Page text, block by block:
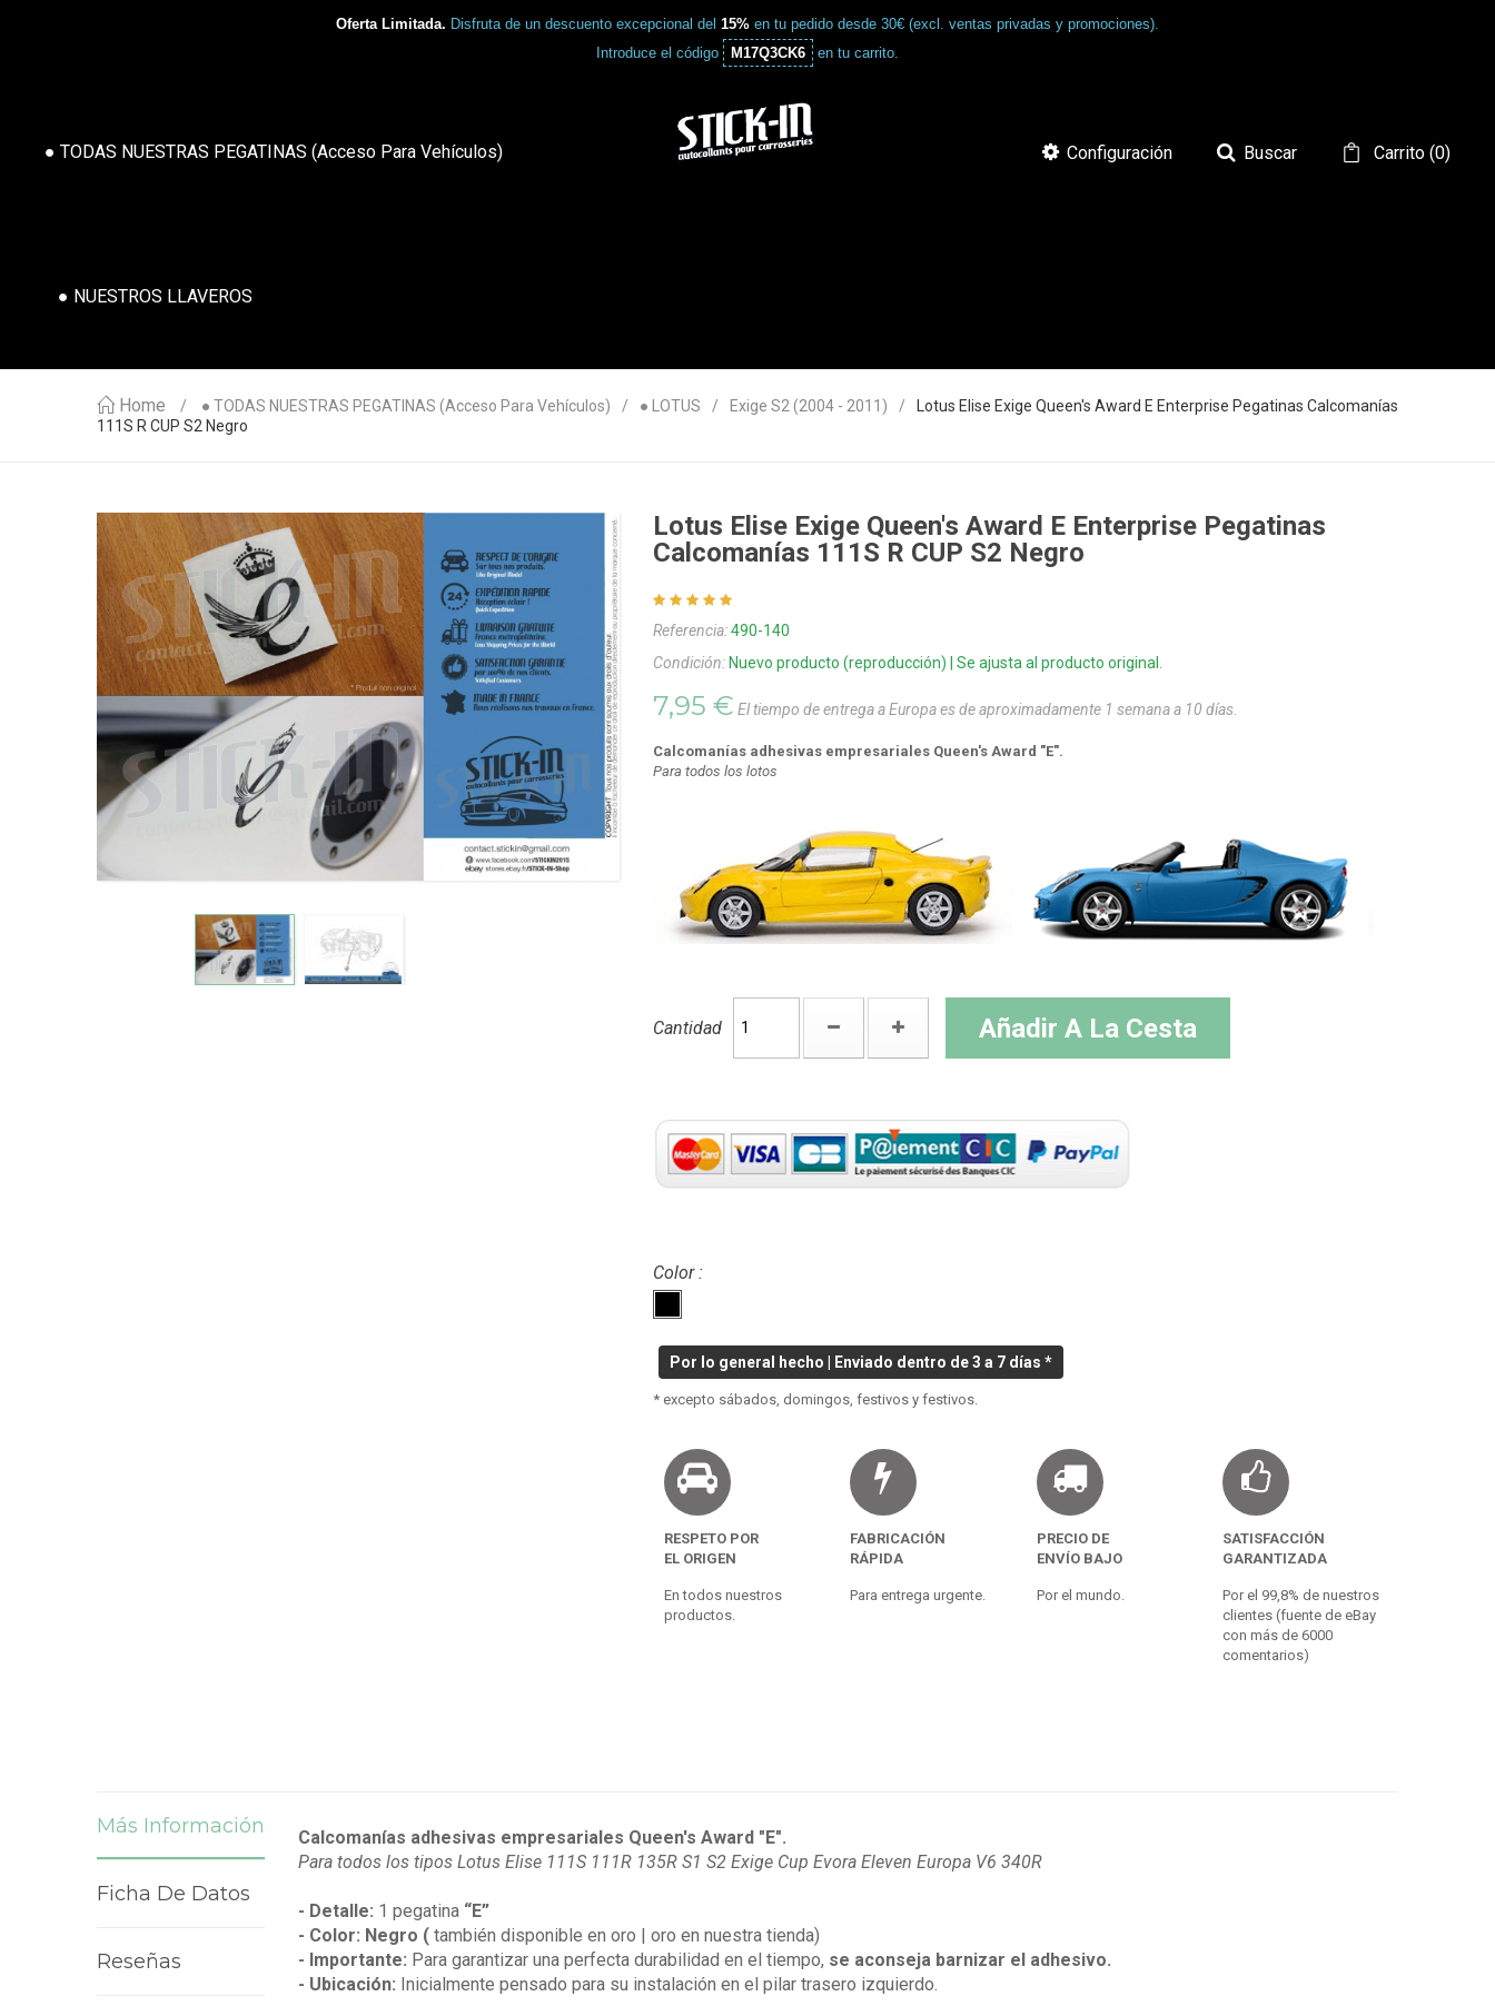
Oferta Limitada. Disfruta de un descuento excepcional del 15% en tu pedido desde 30€ (excl. ventas privadas y promociones).
Introduce el código
M17Q3CK6 en tu carrito.
● TODAS NUESTRAS PEGATINAS (acceso Para Vehículos)
● NUESTROS LLAVEROS
Carrito(0)
Buscar
Configuración
Home ● TODAS NUESTRAS PEGATINAS (acceso Para Vehículos) ● LOTUS Exige S2 (2004 - 2011)
Lotus Elise Exige Queen's Award E Enterprise Pegatinas Calcomanías
111S R CUP S2 Negro
Lotus Elise Exige Queen's Award E Enterprise Pegatinas
Calcomanías 111S R CUP S2 Negro
Referencia:490-140
Condición: Nuevo producto (reproducción) | Se ajusta al producto original.
7,95 € El tiempo de entrega a Europa es de aproximadamente 1 semana a 10 días.
Calcomanías adhesivas empresariales Queen's Award "E".
Para todos los lotos
Cantidad Añadir A La Cesta
Color :
Por lo general hecho | Enviado dentro de 3 a 7 días *
* excepto sábados, domingos, festivos y festivos.
RESPETO POR
EL ORIGEN
En todos nuestros
productos.
FABRICACIÓN
RÁPIDA
Para entrega urgente.
PRECIO DE
ENVÍO BAJO
Por el mundo.
SATISFACCIÓN
GARANTIZADA
Por el 99,8% de nuestros
clientes (fuente de eBay
con más de 6000
comentarios)
Más Información
Ficha De Datos
Reseñas
Calcomanías adhesivas empresariales Queen's Award "E".
Para todos los tipos Lotus Elise 111S 111R 135R S1 S2 Exige Cup Evora Eleven Europa V6 340R
- Detalle: 1 pegatina “E”
- Color: Negro ( también disponible en oro | oro en nuestra tienda)
- Importante: Para garantizar una perfecta durabilidad en el tiempo, se aconseja barnizar el adhesivo.
- Ubicación: Inicialmente pensado para su instalación en el pilar trasero izquierdo.